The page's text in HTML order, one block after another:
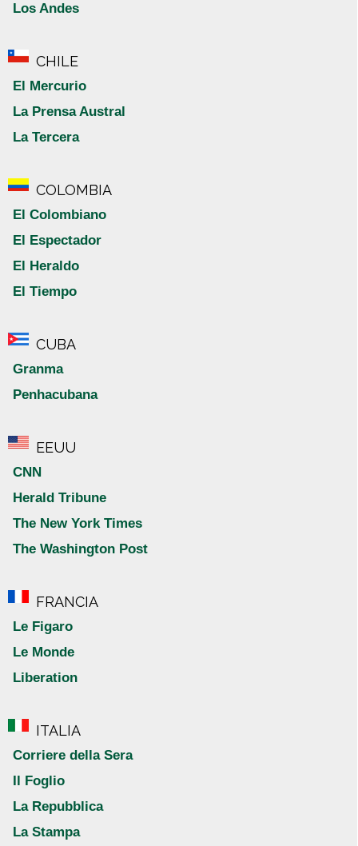
Los Andes
CHILE
El Mercurio
La Prensa Austral
La Tercera
COLOMBIA
El Colombiano
El Espectador
El Heraldo
El Tiempo
CUBA
Granma
Penhacubana
EEUU
CNN
Herald Tribune
The New York Times
The Washington Post
FRANCIA
Le Figaro
Le Monde
Liberation
ITALIA
Corriere della Sera
Il Foglio
La Repubblica
La Stampa